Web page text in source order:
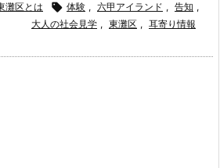
灘区とは  体験 , 六甲アイランド , 告知 ,
大人の社会見学 , 東灘区 , 耳寄り情報